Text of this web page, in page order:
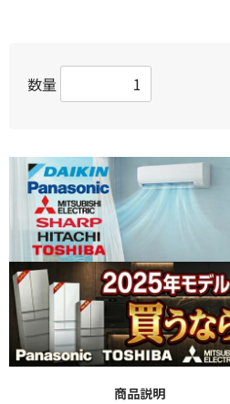
数量
商品説明